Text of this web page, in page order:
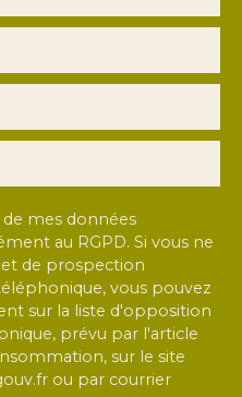
mes données
au RGPD. Si vous ne
de prospection
vous pouvez
sur la liste d'opposition
prévu par l'article
sur le site
ou par courrier